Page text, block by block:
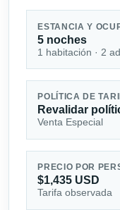
ESTANCIA Y
5 noches
1 habitación · 2
POLÍTICA DE
Revalidar
Venta Especial
PRECIO POR
$1,435 USD
Tarifa observada